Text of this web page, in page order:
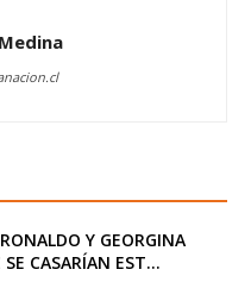
Y GEORGINA
SE CASARÍAN EST...